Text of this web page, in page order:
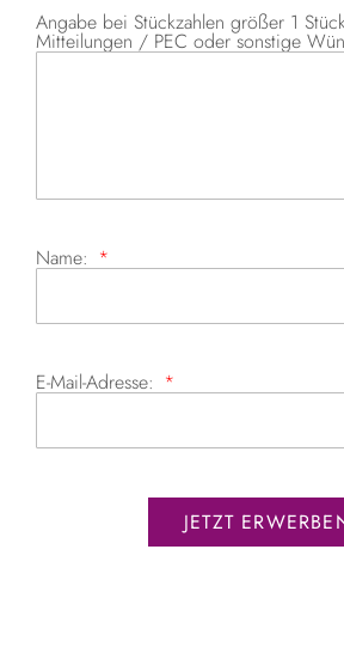
Angabe bei Stückzahlen größer 1
Mitteilungen / PEC oder sonstige
Name:
E-Mail-Adresse:
JETZT